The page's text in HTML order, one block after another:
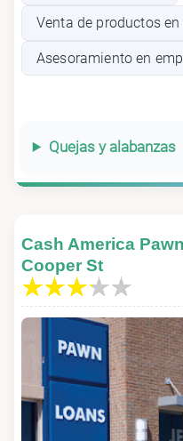
Venta de productos en
Asesoramiento en
Quejas y alabanzas
Cash America
Cooper St